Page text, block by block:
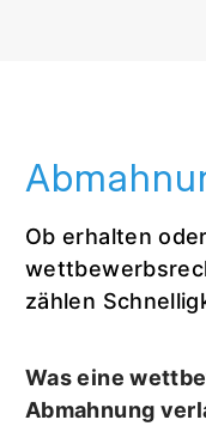
Ob erhalten
zählen
Was eine
Abmahnung